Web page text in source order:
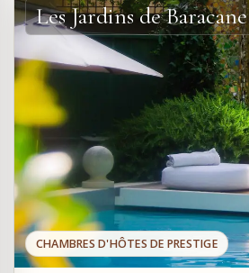
CHAMBRES D'HÔTES DE PRESTIGE
Les Jardins de Baracane